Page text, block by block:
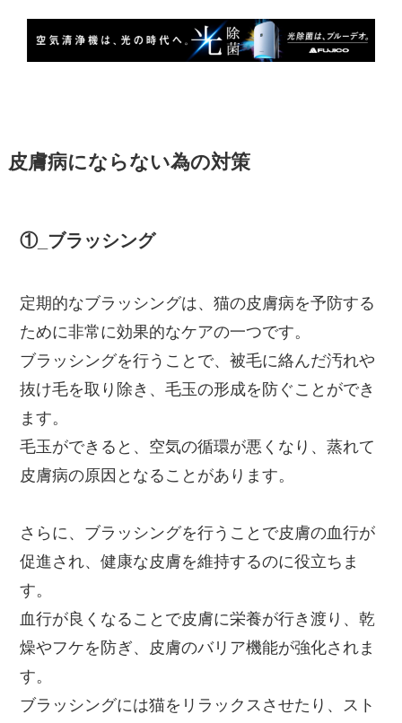
皮膚病にならない為の対策
①_ブラッシング
定期的なブラッシングは、猫の皮膚病を予防する
ために非常に効果的なケアの一つです。
ブラッシングを行うことで、被毛に絡んだ汚れや
抜け毛を取り除き、毛玉の形成を防ぐことができ
ます。
毛玉ができると、空気の循環が悪くなり、蒸れて
皮膚病の原因となることがあります。
さらに、ブラッシングを行うことで皮膚の血行が
促進され、健康な皮膚を維持するのに役立ちま
す。
血行が良くなることで皮膚に栄養が行き渡り、乾
燥やフケを防ぎ、皮膚のバリア機能が強化されま
す。
ブラッシングには猫をリラックスさせたり、スト